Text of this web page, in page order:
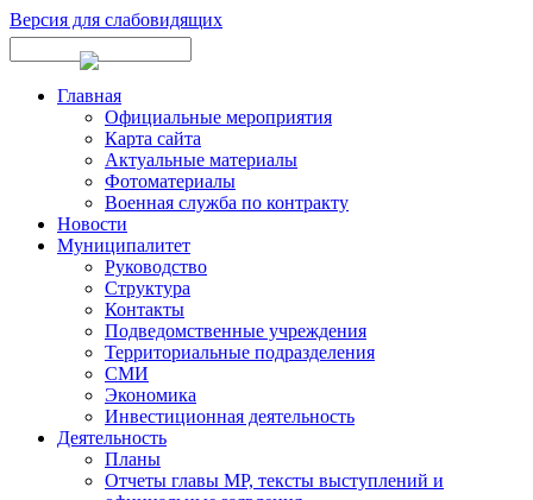
Версия для слабовидящих
Главная
Официальные мероприятия
Карта сайта
Актуальные материалы
Фотоматериалы
Военная служба по контракту
Новости
Муниципалитет
Руководство
Структура
Контакты
Подведомственные учреждения
Территориальные подразделения
СМИ
Экономика
Инвестиционная деятельность
Деятельность
Планы
Отчеты главы МР, тексты выступлений и